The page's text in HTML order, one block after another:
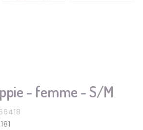
- femme - S/M